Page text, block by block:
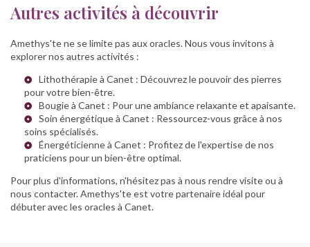
Autres activités à découvrir
Amethys'te ne se limite pas aux oracles. Nous vous invitons à
explorer nos autres activités :
Lithothérapie à Canet : Découvrez le pouvoir des pierres
pour votre bien-être.
Bougie à Canet : Pour une ambiance relaxante et apaisante.
Soin énergétique à Canet : Ressourcez-vous grâce à nos
soins spécialisés.
Énergéticienne à Canet : Profitez de l'expertise de nos
praticiens pour un bien-être optimal.
Pour plus d'informations, n'hésitez pas à nous rendre visite ou à
nous contacter. Amethys'te est votre partenaire idéal pour
débuter avec les oracles à Canet.